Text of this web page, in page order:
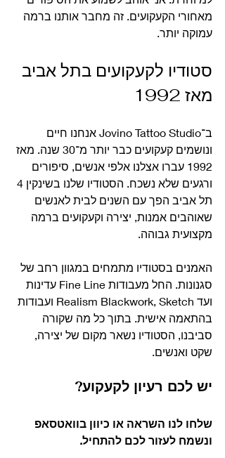
מאחורי הקעקועים. זה מחבר אותנו ברמה
עמוקה יותר.
סטודיו לקעקועים בתל אביב
מאז 1992
ב־Jovino Tattoo Studio אנחנו חיים
ונושמים קעקועים כבר יותר מ־30 שנה. מאז
1992 עברו אצלנו אלפי אנשים, סיפורים
תל אביב הפך עם השנים לבית לאנשים
שאוהבים אמנות, יצירה וקעקועים ברמה
מקצועית גבוהה.
האמנים בסטודיו מתמחים במגוון רחב של
סגנונות. החל מעבודות Fine Line עדינות
ועד Realism Blackwork, Sketch ועבודות
בהתאמה אישית. בתוך כל מה שקורה
סביבנו, הסטודיו נשאר מקום של יצירה,
שקט ואנשים.
יש לכם רעיון לקעקוע?
שלחו לנו השראה או כיוון בוואטסאפ
ונשמח לעזור לכם להתחיל.